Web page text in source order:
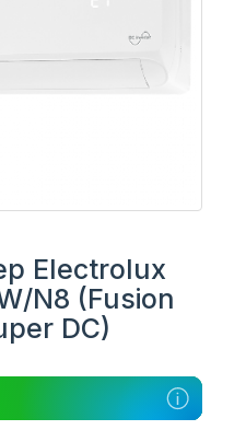
Electrolux
N8 (Fusion
DC)